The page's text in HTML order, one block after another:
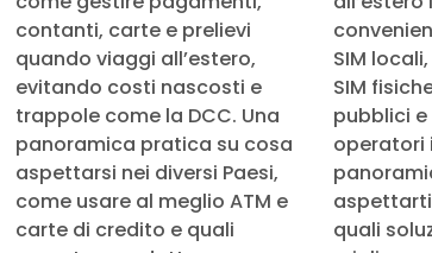
contanti, carte e prelievi
quando viaggi all’estero,
evitando costi nascosti e
trappole come la DCC. Una
panoramica pratica su cosa
aspettarsi nei diversi Paesi,
come usare al meglio ATM e
carte di credito e quali
SIM
SIM
pubblici
operatori
aspettarti
quali